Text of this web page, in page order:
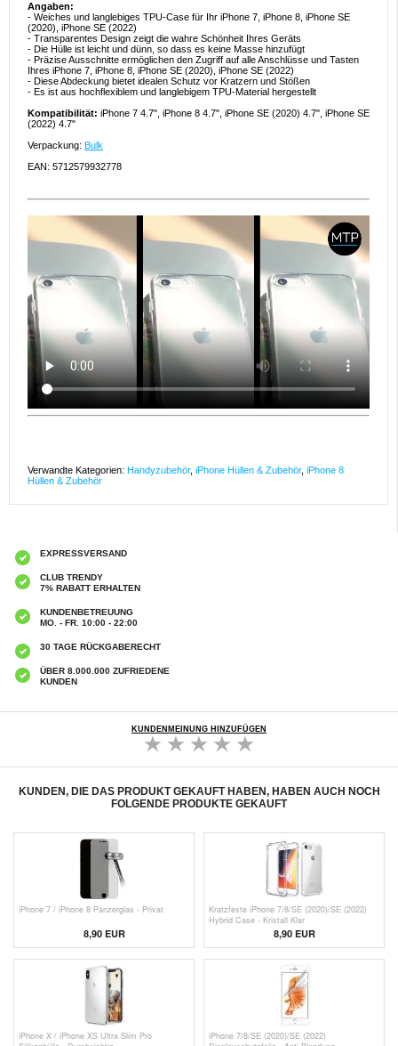
Angaben:
- Weiches und langlebiges TPU-Case für Ihr iPhone 7, iPhone 8, iPhone SE
(2020), iPhone SE (2022)
- Transparentes Design zeigt die wahre Schönheit Ihres Geräts
- Die Hülle ist leicht und dünn, so dass es keine Masse hinzufügt
- Präzise Ausschnitte ermöglichen den Zugriff auf alle Anschlüsse und Tasten
Ihres iPhone 7, iPhone 8, iPhone SE (2020), iPhone SE (2022)
- Diese Abdeckung bietet idealen Schutz vor Kratzern und Stößen
- Es ist aus hochflexiblem und langlebigem TPU-Material hergestellt
Kompatibilität: iPhone 7 4.7", iPhone 8 4.7", iPhone SE (2020) 4.7", iPhone SE
(2022) 4.7"
Verpackung: Bulk
EAN: 5712579932778
Verwandte Kategorien: Handyzubehör, iPhone Hüllen & Zubehör, iPhone 8
Hüllen & Zubehör
EXPRESSVERSAND
CLUB TRENDY
7% RABATT ERHALTEN
KUNDENBETREUUNG
MO. - FR. 10:00 - 22:00
30 TAGE RÜCKGABERECHT
ÜBER 8.000.000 ZUFRIEDENE
KUNDEN
KUNDENMEINUNG HINZUFÜGEN
KUNDEN, DIE DAS PRODUKT GEKAUFT HABEN, HABEN AUCH NOCH
FOLGENDE PRODUKTE GEKAUFT
iPhone 7 / iPhone 8 Panzerglas - Privat
8,90 EUR
Kratzfeste iPhone 7/8/SE (2020)/SE (2022)
Hybrid Case - Kristall Klar
8,90 EUR
iPhone X / iPhone XS Ultra Slim Pro
iPhone 7/8/SE (2020)/SE (2022)